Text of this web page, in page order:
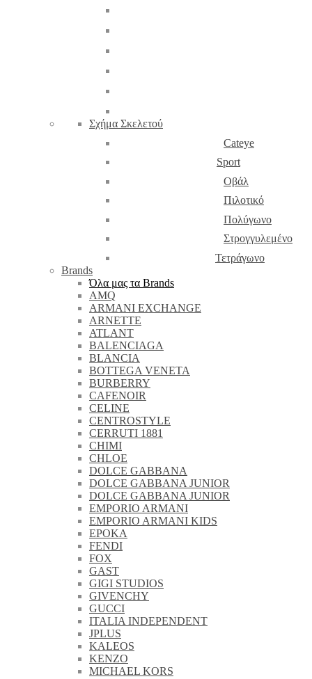
Σχήμα Σκελετού
Cateye
Sport
Οβάλ
Πιλοτικό
Πολύγωνο
Στρογγυλεμένο
Τετράγωνο
Brands
Όλα μας τα Brands
AMQ
ARMANI EXCHANGE
ARNETTE
ATLANT
BALENCIAGA
BLANCIA
BOTTEGA VENETA
BURBERRY
CAFENOIR
CELINE
CENTROSTYLE
CERRUTI 1881
CHIMI
CHLOE
DOLCE GABBANA
DOLCE GABBANA JUNIOR
DOLCE GABBANA JUNIOR
EMPORIO ARMANI
EMPORIO ARMANI KIDS
EPOKA
FENDI
FOX
GAST
GIGI STUDIOS
GIVENCHY
GUCCI
ITALIA INDEPENDENT
JPLUS
KALEOS
KENZO
MICHAEL KORS